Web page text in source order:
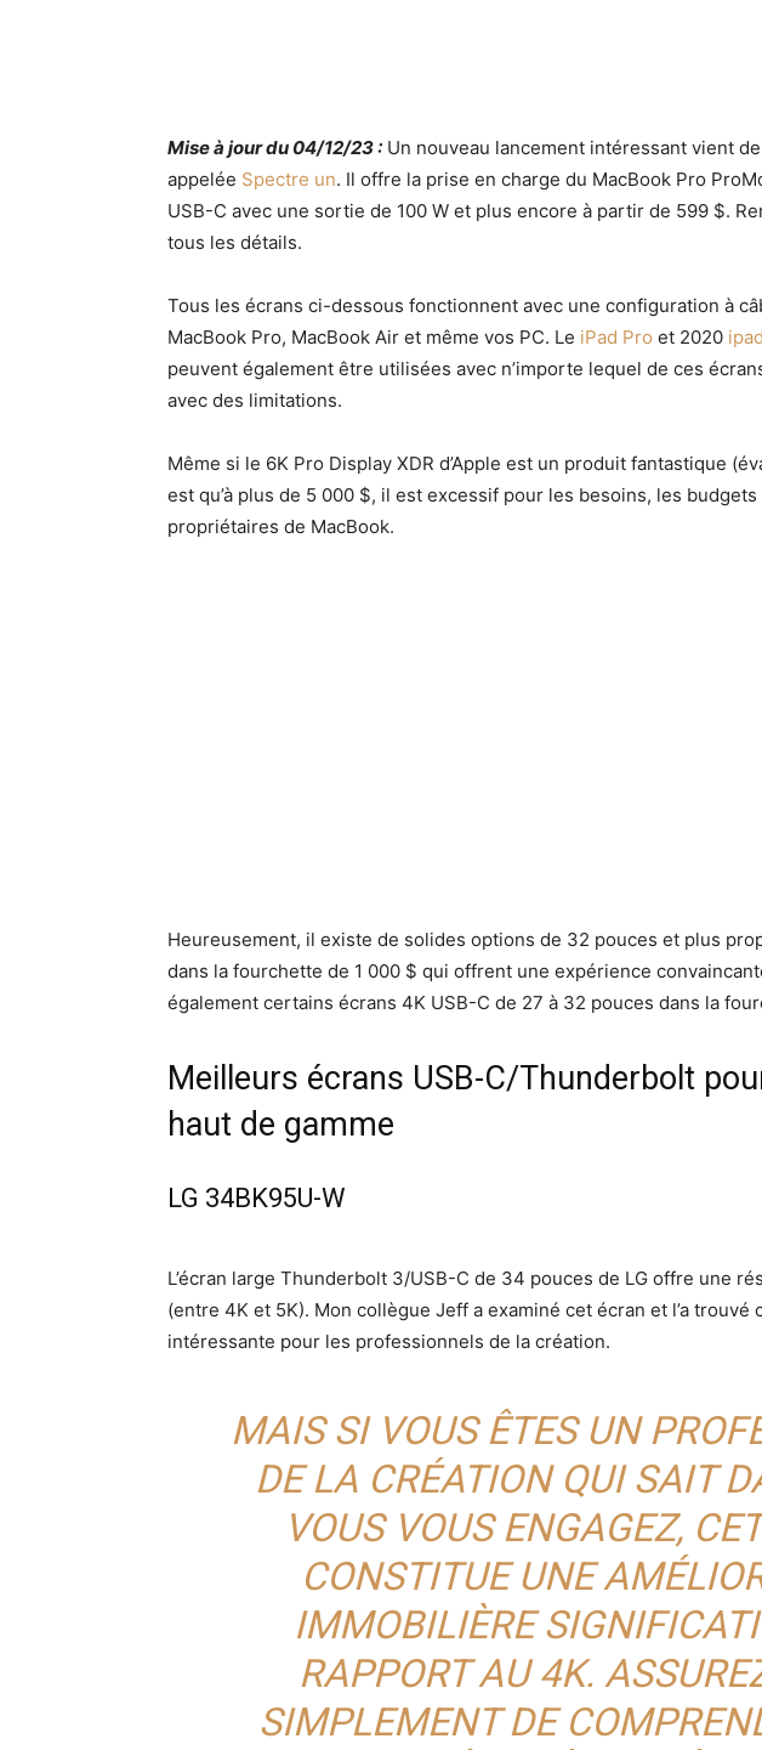
Mise à jour du 04/12/23 : Un nouveau lancement intéressant vient
appelée Spectre un. Il offre la prise en charge du MacBook Pro
USB-C avec une sortie de 100 W et plus encore à partir de 599 $.
tous les détails.
Tous les écrans ci-dessous fonctionnent avec une configuration à
MacBook Pro, MacBook Air et même vos PC. Le iPad Pro et 2020
peuvent également être utilisées avec n’importe lequel de ces
avec des limitations.
Même si le 6K Pro Display XDR d’Apple est un produit fantastique
est qu’à plus de 5 000 $, il est excessif pour les besoins, les
propriétaires de MacBook.
Heureusement, il existe de solides options de 32 pouces et plus
dans la fourchette de 1 000 $ qui offrent une expérience
également certains écrans 4K USB-C de 27 à 32 pouces dans la
Meilleurs écrans USB-C/Thunderbolt
haut de gamme
LG 34BK95U-W
L’écran large Thunderbolt 3/USB-C de 34 pouces de LG offre une
(entre 4K et 5K). Mon collègue Jeff a examiné cet écran et l’a trouvé
intéressante pour les professionnels de la création.
MAIS SI VOUS ÊTES UN
DE LA CRÉATION QUI SAIT
VOUS VOUS ENGAGEZ,
CONSTITUE UNE
IMMOBILIÈRE
RAPPORT AU 4K.
SIMPLEMENT DE